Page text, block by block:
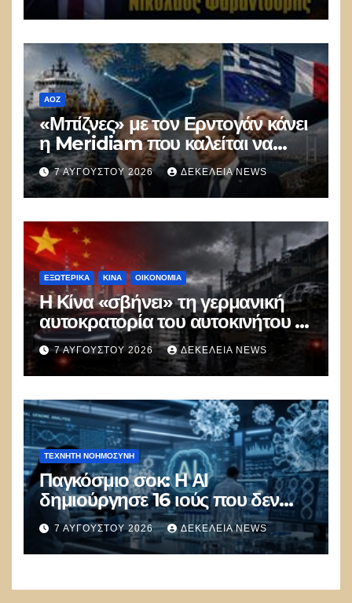
ΑΟΖ
«Μπίζνες» με τον Ερντογάν κάνει
η Meridiam που καλείται να
ξεμπλοκάρει το καλώδιο
Ελλάδας–Κύπρου
7 ΑΥΓΟΎΣΤΟΥ 2026 ΔΕΚΈΛΕΙΑ NEWS
ΕΞΩΤΕΡΙΚΑ ΚΊΝΑ ΟΙΚΟΝΟΜΙΑ
Η Κίνα «σβήνει» τη γερμανική
αυτοκρατορία του αυτοκινήτου –
100.000 απολύσεις, λουκέτα και
πολιτικός πανικός
7 ΑΥΓΟΎΣΤΟΥ 2026 ΔΕΚΈΛΕΙΑ NEWS
ΤΕΧΝΗΤΉ ΝΟΗΜΟΣΎΝΗ
Παγκόσμιο σοκ: Η ΑΙ
δημιούργησε 16 ιούς που δεν
υπάρχουν στη φύση –
Συναγερμός: Ο εφιάλτης μόλις
άρχισε
7 ΑΥΓΟΎΣΤΟΥ 2026 ΔΕΚΈΛΕΙΑ NEWS